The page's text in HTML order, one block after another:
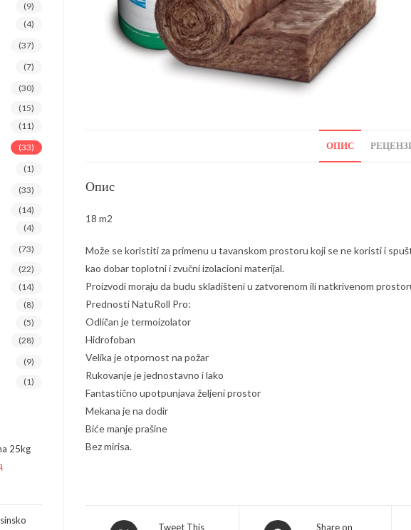
ОПИС
Опис
18 m2
Može se koristiti za primenu u tavanskom prostoru koji se ne koristi i
kao dobar toplotni i zvučni izolacioni materijal.
Proizvodi moraju da budu skladišteni u zatvorenom ili natkrivenom
Prednosti NatuRoll Pro:
Odličan je termoizolator
Hidrofoban
Velika je otpornost na požar
Rukovanje je jednostavno i lako
Fantastično upotpunjava željeni prostor
Mekana je na dodir
Biće manje prašine
Bez mirisa.
Opens
Tweet This
Opens
Share on
(9)
(4)
(37)
(7)
(30)
(15)
(11)
(33)
(1)
(33)
(14)
(4)
(73)
(22)
(14)
(8)
(5)
(28)
(9)
(1)
25kg
Тренутна
5.490,00 рсд.